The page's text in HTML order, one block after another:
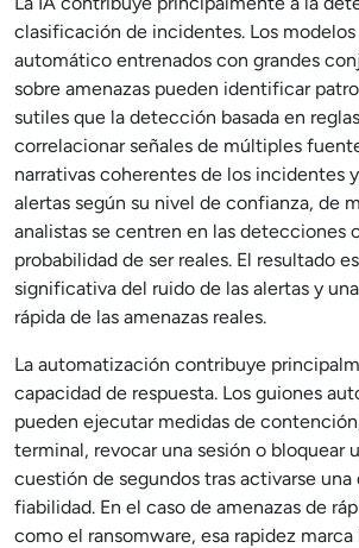
clasificación de incidentes. Los
automático entrenados con grandes
sobre amenazas pueden identificar
sutiles que la detección basada en
correlacionar señales de múltiples
narrativas coherentes de los incidentes
alertas según su nivel de confianza, de
analistas se centren en las detecciones
probabilidad de ser reales. El resultado
significativa del ruido de las alertas y
rápida de las amenazas reales.
La automatización contribuye
capacidad de respuesta. Los guiones
pueden ejecutar medidas de
terminal, revocar una sesión o bloquear
cuestión de segundos tras activarse
fiabilidad. En el caso de amenazas de
como el ransomware, esa rapidez